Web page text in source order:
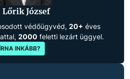
Lőrik József
védőügyvéd, 20+ éves
2000 feletti lezárt üggyel.
INKÁBB?